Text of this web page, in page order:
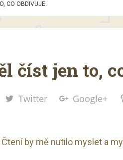
CO OBDIVUJE.
číst jen to,
Twitter Google+
by mě nutilo myslet a